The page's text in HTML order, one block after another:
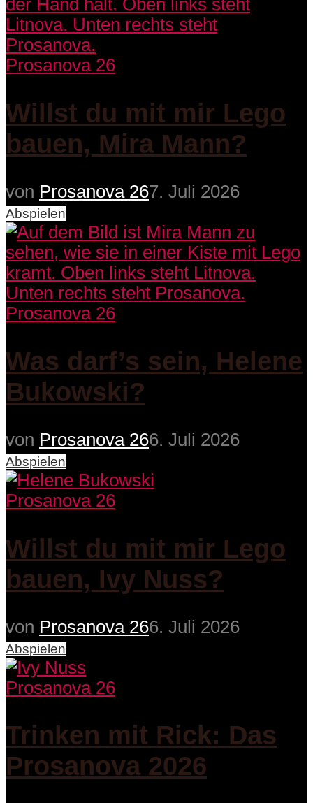
Prosanova 26
Willst du mit mir Lego
bauen, Mira Mann?
von Prosanova 267. Juli 2026
Abspielen
Prosanova 26
Was darf’s sein, Helene
Bukowski?
von Prosanova 266. Juli 2026
Abspielen
Prosanova 26
Willst du mit mir Lego
bauen, Ivy Nuss?
von Prosanova 266. Juli 2026
Abspielen
Prosanova 26
Trinken mit Rick: Das
Prosanova 2026